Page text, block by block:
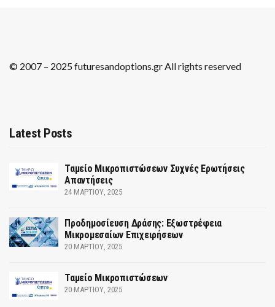
© 2007 – 2025 futuresandoptions.gr All rights reserved
Latest Posts
Ταμείο Μικροπιστώσεων Συχνές Ερωτήσεις
Απαντήσεις
24 ΜΑΡΤΊΟΥ, 2025
Προδημοσίευση Δράσης: Εξωστρέφεια
Μικρομεσαίων Επιχειρήσεων
20 ΜΑΡΤΊΟΥ, 2025
Ταμείο Μικροπιστώσεων
20 ΜΑΡΤΊΟΥ, 2025